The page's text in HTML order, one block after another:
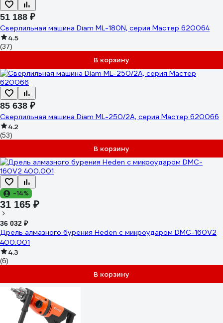
51 188 ₽
Сверлильная машина Diam ML-180N, серия Мастер 620064
4.5
(37)
В корзину
85 638 ₽
Сверлильная машина Diam ML-250/2А, серия Мастер 620066
4.2
(53)
В корзину
-14%
31 165 ₽
36 032 ₽
Дрель алмазного бурения Heden с микроударом DMC-160V2
400.001
4.3
(6)
В корзину